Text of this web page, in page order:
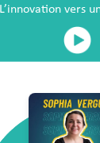
L’innovation vers